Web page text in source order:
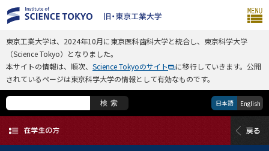
東京工業大学は、2024年10月に東京医科歯科大学と統合し、東京科学大学
（Science Tokyo）となりました。
本サイトの情報は、順次、 Science Tokyoのサイト
に移行していきます。公開
されているページは東京科学大学の情報として有効なものです。
検索 日本語 English